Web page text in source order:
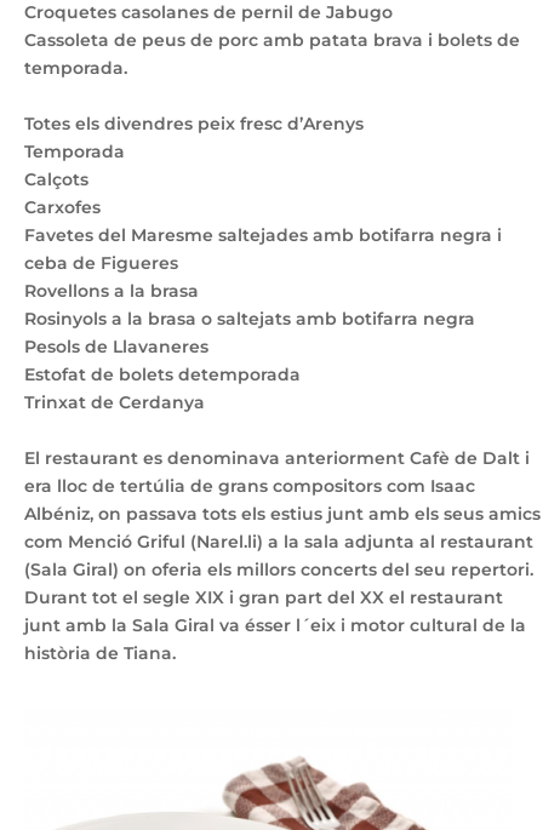
Croquetes casolanes de pernil de Jabugo
Cassoleta de peus de porc amb patata brava i bolets de
temporada.
Totes els divendres peix fresc d’Arenys
Temporada
Calçots
Carxofes
Favetes del Maresme saltejades amb botifarra negra i
ceba de Figueres
Rovellons a la brasa
Rosinyols a la brasa o saltejats amb botifarra negra
Pesols de Llavaneres
Estofat de bolets detemporada
Trinxat de Cerdanya
El restaurant es denominava anteriorment Cafè de Dalt i
era lloc de tertúlia de grans compositors com Isaac
Albéniz, on passava tots els estius junt amb els seus amics
com Menció Griful (Narel.li) a la sala adjunta al restaurant
(Sala Giral) on oferia els millors concerts del seu repertori.
Durant tot el segle XIX i gran part del XX el restaurant
junt amb la Sala Giral va ésser l´eix i motor cultural de la
història de Tiana.